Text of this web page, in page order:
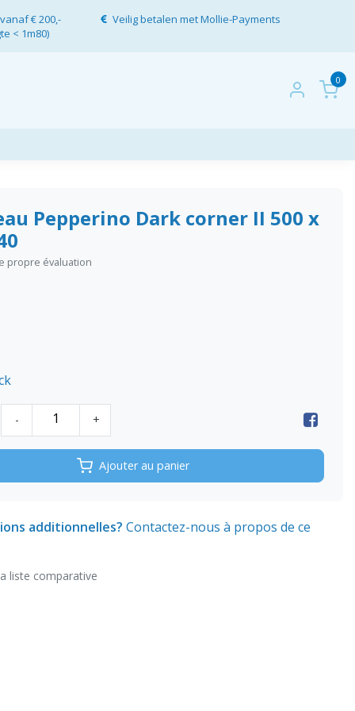
€ 200,-
< 1m80)
Veilig betalen met Mollie-Payments
0
Pepperino Dark corner II 500 x
propre évaluation
- +
Ajouter au panier
additionnelles? Contactez-nous à propos de ce
liste comparative